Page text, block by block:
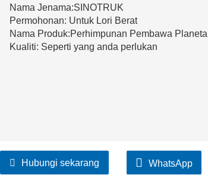
Nama Jenama:SINOTRUK
Permohonan: Untuk Lori Berat
Nama Produk:Perhimpunan Pembawa
Kualiti: Seperti yang anda perlukan
Hubungi sekarang WhatsApp